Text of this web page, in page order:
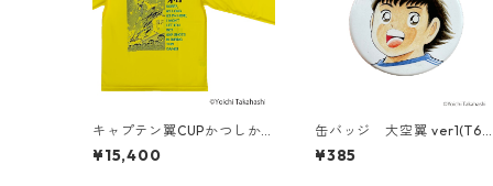
キャプテン翼CUPかつしか2
026 ＜明和FC ゴールキー
パー＞（G621-944）
¥15,400
缶バッジ 大空翼 ver1(T68
6-045)
¥385